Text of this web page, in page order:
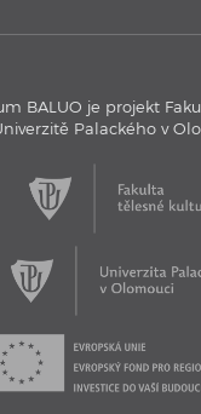
BALUO - Testovací
BALUO představuje
s kamerovým systémem.
BALUO je projekt
Palackého v